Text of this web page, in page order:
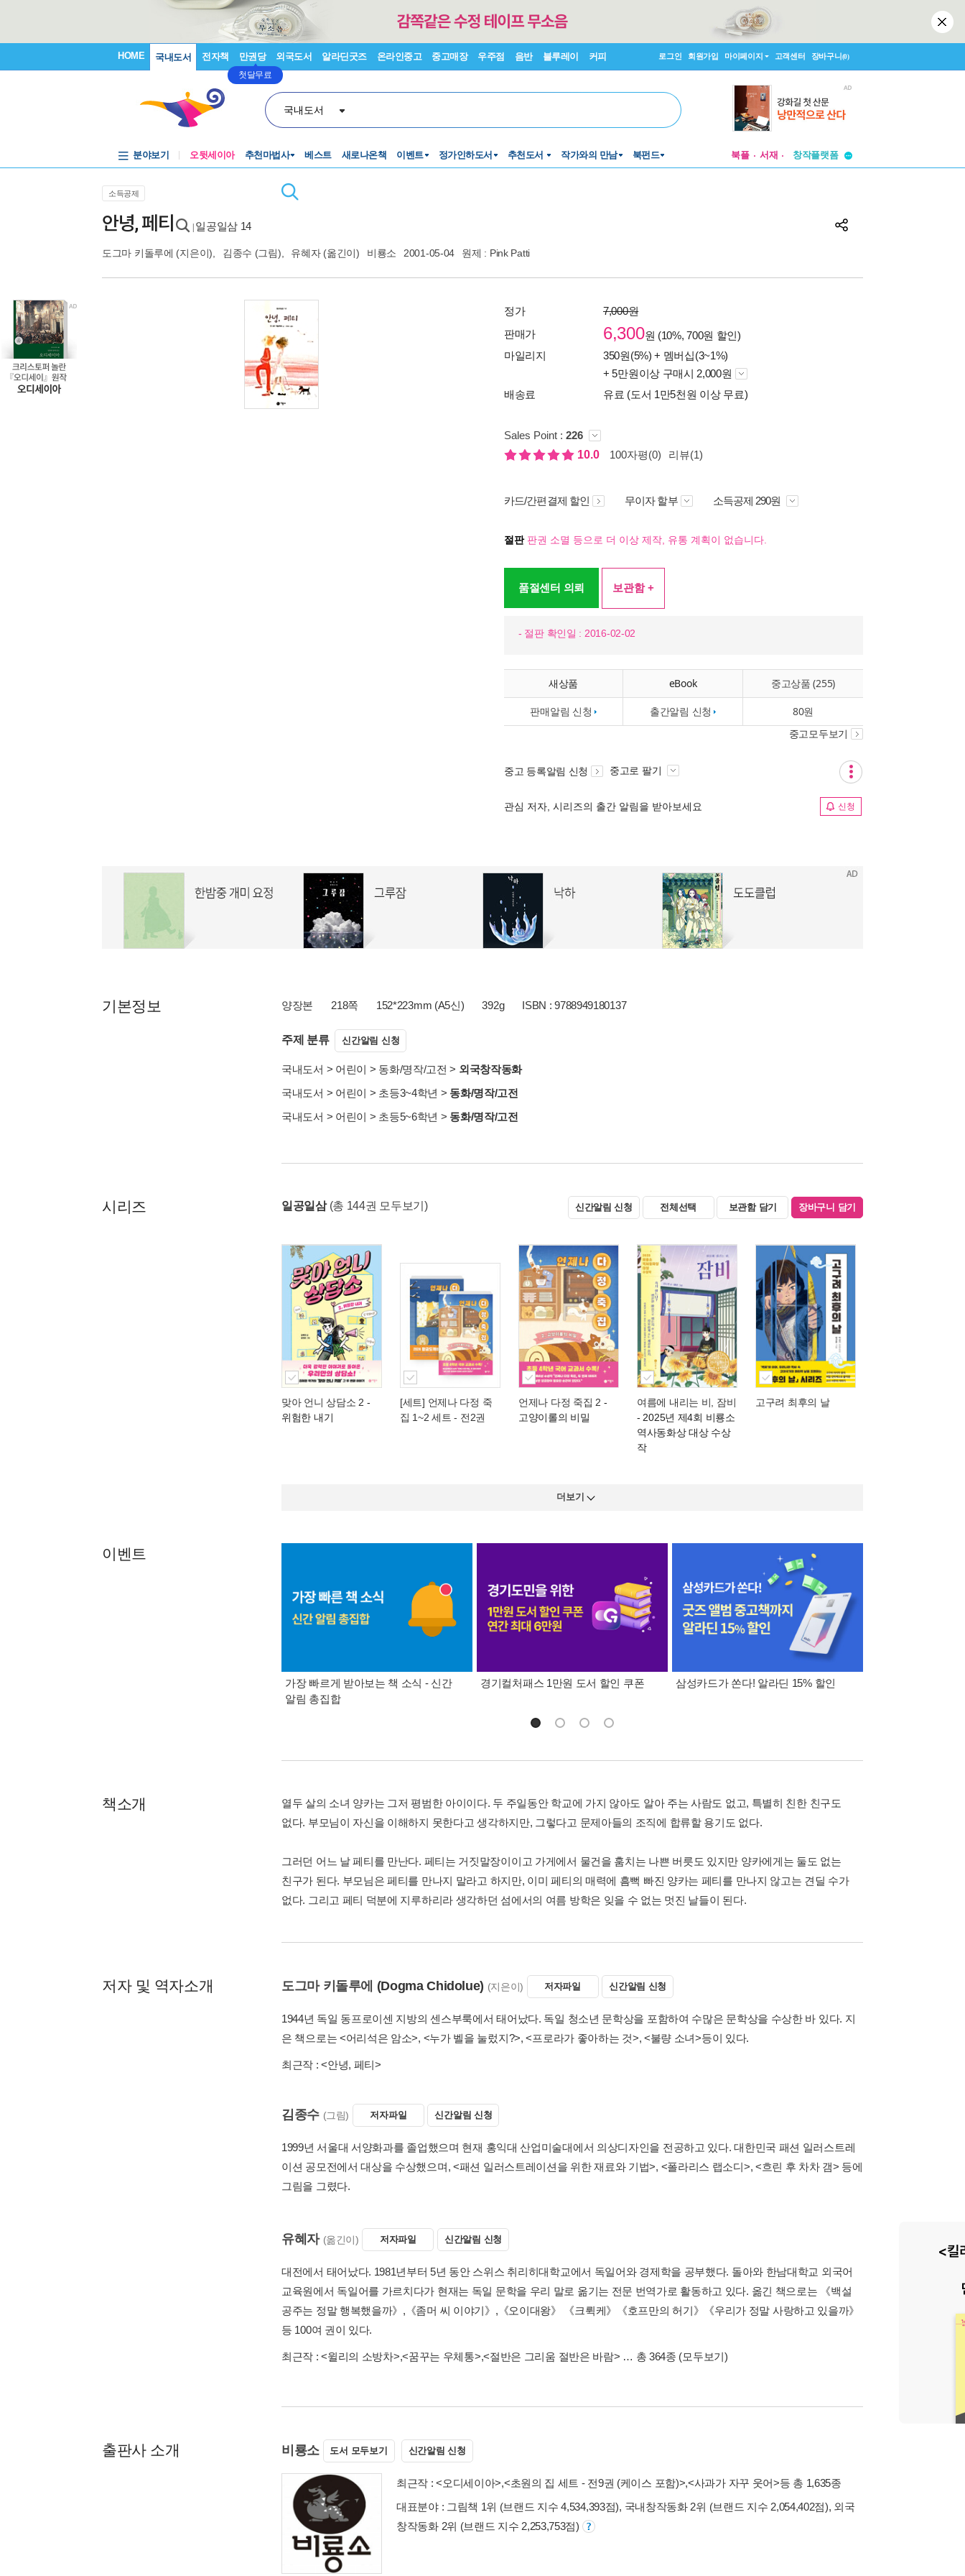
HOME 국내도서 전자책 만권당
첫달무료
외국도서 알라딘굿즈 온라인중고 중고매장 우주점 음반 블루레이 커피 로그인 회원가입 마이페이지 고객센터 장바구니(0)
국내도서
분야보기 오뒷세이아 추천마법사 베스트 새로나온책 이벤트 정가인하도서 추천도서 작가와의 만남 북펀드 북플 서재
투비컨티뉴드
투비컨티뉴드
소득공제
안녕, 페티 일공일삼 14
도그마 키돌루에 (지은이), 김종수 (그림), 유혜자(옮긴이) 비룡소 2001-05-04 원제 : Pink Patti
정가
7,000원
판매가
6,300원 (10%, 700원 할인)
마일리지
350원(5%) + 멤버십(3~1%)
+ 5만원이상 구매시 2,000원
배송료
유료 (도서 1만5천원 이상 무료)
Sales Point : 226
10.0
100자평(0) 리뷰(1)
카드/간편결제 할인 무이자 할부 소득공제 290원
절판판권 소멸 등으로 더 이상 제작, 유통 계획이 없습니다.
품절센터 의뢰 보관함 +
- 절판 확인일 : 2016-02-02
새상품 eBook 중고상품 (255)
판매알림 신청 출간알림 신청 80원
중고모두보기
중고 등록알림 신청 중고로 팔기
관심 저자, 시리즈의 출간 알림을 받아보세요 신청
기본정보 양장본 218쪽 152*223mm (A5신) 392g ISBN : 9788949180137
주제 분류 신간알림 신청
국내도서 > 어린이 > 동화/명작/고전 > 외국창작동화
국내도서 > 어린이 > 초등3~4학년 > 동화/명작/고전
국내도서 > 어린이 > 초등5~6학년 > 동화/명작/고전
시리즈 일공일삼 (총 144권 모두보기) 신간알림 신청 전체선택 보관함 담기 장바구니 담기
맞아 언니 상담소 2 -
위험한 내기
[세트] 언제나 다정 죽
집 1~2 세트 - 전2권
언제나 다정 죽집 2 -
고양이롤의 비밀
여름에 내리는 비, 잠비
- 2025년 제4회 비룡소
역사동화상 대상 수상
작
고구려 최후의 날
더보기
이벤트
가장 빠르게 받아보는 책 소식 - 신간
알림 총집합
경기컬처패스 1만원 도서 할인 쿠폰 삼성카드가 쏜다! 알라딘 15% 할인
책소개
열두 살의 소녀 양카는 그저 평범한 아이이다. 두 주일동안 학교에 가지 않아도 알아 주는 사람도 없고, 특별히 친한 친구도
없다. 부모님이 자신을 이해하지 못한다고 생각하지만, 그렇다고 문제아들의 조직에 합류할 용기도 없다.
그러던 어느 날 페티를 만난다. 페티는 거짓말장이이고 가게에서 물건을 훔치는 나쁜 버릇도 있지만 양카에게는 둘도 없는
친구가 된다. 부모님은 페티를 만나지 말라고 하지만, 이미 페티의 매력에 흠뻑 빠진 양카는 페티를 만나지 않고는 견딜 수가
없다. 그리고 페티 덕분에 지루하리라 생각하던 섬에서의 여름 방학은 잊을 수 없는 멋진 날들이 된다.
저자 및 역자소개 도그마 키돌루에 (Dogma Chidolue) (지은이) 저자파일 신간알림 신청
1944년 독일 동프로이센 지방의 센스부룩에서 태어났다. 독일 청소년 문학상을 포함하여 수많은 문학상을 수상한 바 있다. 지
은 책으로는 <어리석은 암소>, <누가 벨을 눌렀지?>, <프로라가 좋아하는 것>, <불량 소녀>등이 있다.
최근작 :<안녕, 페티>
김종수 (그림) 저자파일 신간알림 신청
1999년 서울대 서양화과를 졸업했으며 현재 홍익대 산업미술대에서 의상디자인을 전공하고 있다. 대한민국 패션 일러스트레
이션 공모전에서 대상을 수상했으며, <패션 일러스트레이션을 위한 재료와 기법>, <폴라리스 랩소디>, <흐린 후 차차 갬> 등에
그림을 그렸다.
유혜자 (옮긴이) 저자파일 신간알림 신청
대전에서 태어났다. 1981년부터 5년 동안 스위스 취리히대학교에서 독일어와 경제학을 공부했다. 돌아와 한남대학교 외국어
교육원에서 독일어를 가르치다가 현재는 독일 문학을 우리 말로 옮기는 전문 번역가로 활동하고 있다. 옮긴 책으로는 《백설
공주는 정말 행복했을까》,《좀머 씨 이야기》,《오이대왕》 《크뤽케》《호프만의 허기》《우리가 정말 사랑하고 있을까》
등 100여 권이 있다.
최근작 :<윌리의 소방차>,<꿈꾸는 우체통>,<절반은 그리움 절반은 바람> … 총 364종 (모두보기)
출판사 소개 비룡소 도서 모두보기 신간알림 신청
최근작 :<오디세이아>,<초원의 집 세트 - 전9권 (케이스 포함)>,<사과가 자꾸 웃어>등 총 1,635종
대표분야 : 그림책 1위 (브랜드 지수 4,534,393점), 국내창작동화 2위 (브랜드 지수 2,054,402점), 외국
창작동화 2위 (브랜드 지수 2,253,753점)